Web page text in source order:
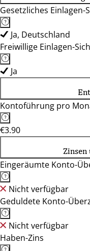
Gesetzliches Einlagen-
Ja, Deutschland
Freiwillige Einlagen-
Ja
Kontoführung pro
€3.90
Zinsen
Eingeräumte Konto-
Nicht verfügbar
Geduldete Konto-
Nicht verfügbar
Haben-Zins